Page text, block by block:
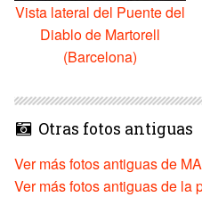
Vista lateral del Puente del
Diablo de Martorell
(Barcelona)
Otras fotos antiguas
Ver más fotos antiguas de
Ver más fotos antiguas de la